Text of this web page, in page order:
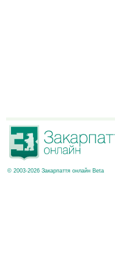
© 2003-2026 Закарпаття онлайн Beta